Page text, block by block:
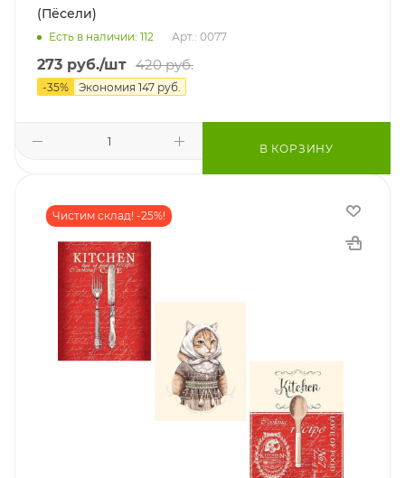
(Пёсели)
Есть в наличии: 112 Арт.: 0077
273 руб./шт 420руб.
-35% Экономия 147 руб.
В КОРЗИНУ
Чистим склад! -25%!